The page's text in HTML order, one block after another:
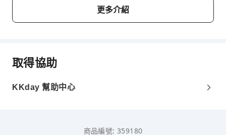
的設計，並備妥了所有基本用品，以營造出愉快的住宿體驗。
針對住宿的部分客房，客人可以享受便利的空調或床單清潔服
務。
更多介紹
取得協助
KKday 幫助中心
商品編號: 359180